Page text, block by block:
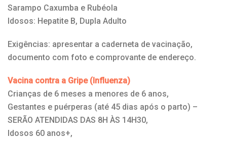
Sarampo Caxumba e Rubéola
Idosos: Hepatite B, Dupla Adulto
Exigências: apresentar a caderneta de vacinação,
documento com foto e comprovante de endereço.
Vacina contra a Gripe (Influenza)
Crianças de 6 meses a menores de 6 anos,
Gestantes e puérperas (até 45 dias após o parto) –
SERÃO ATENDIDAS DAS 8H ÀS 14H30,
Idosos 60 anos+,